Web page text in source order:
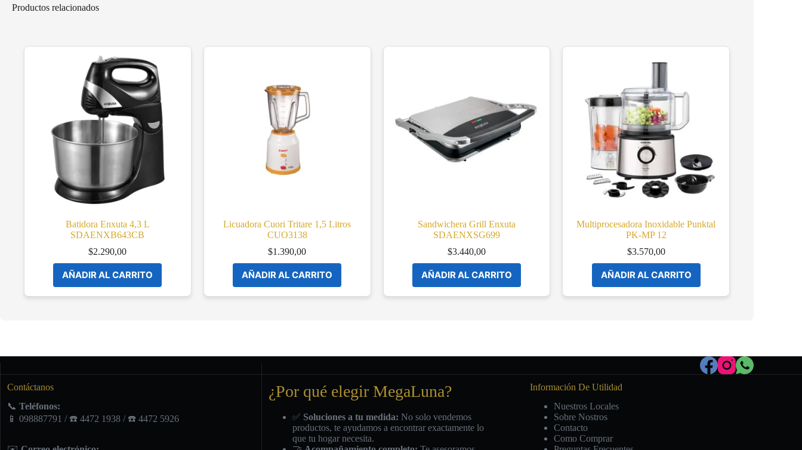
Productos relacionados
Batidora Enxuta 4,3 L
SDAENXB643CB
$2.290,00
AÑADIR AL CARRITO
Licuadora Cuori Tritare 1,5 Litros
CUO3138
$1.390,00
AÑADIR AL CARRITO
Sandwichera Grill Enxuta
SDAENXSG699
$3.440,00
AÑADIR AL CARRITO
Multiprocesadora Inoxidable Punktal
PK-MP 12
$3.570,00
AÑADIR AL CARRITO
Contáctanos
📞 Teléfonos:
📱 098887791 / ☎️ 4472 1938 / ☎️ 4472 5926
¿Por qué elegir MegaLuna?
✅ Soluciones a tu medida: No solo vendemos
productos, te ayudamos a encontrar exactamente lo
que tu hogar necesita.
Información De Utilidad
Nuestros Locales
Sobre Nostros
Contacto
Como Comprar